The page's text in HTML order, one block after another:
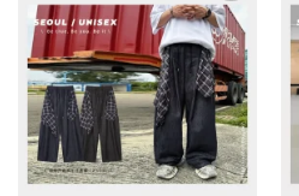
Add to
wishlist